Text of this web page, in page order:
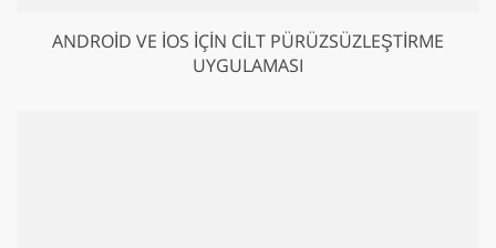
ANDROID VE IOS IÇIN CILT PÜRÜZSÜZLEŞTIRME
UYGULAMASI